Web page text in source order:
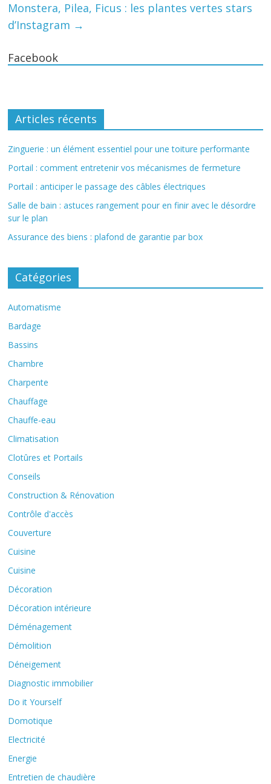
Monstera, Pilea, Ficus : les plantes vertes stars
d’Instagram →
Facebook
Articles récents
Zinguerie : un élément essentiel pour une toiture performante
Portail : comment entretenir vos mécanismes de fermeture
Portail : anticiper le passage des câbles électriques
Salle de bain : astuces rangement pour en finir avec le désordre
sur le plan
Assurance des biens : plafond de garantie par box
Catégories
Automatisme
Bardage
Bassins
Chambre
Charpente
Chauffage
Chauffe-eau
Climatisation
Clotûres et Portails
Conseils
Construction & Rénovation
Contrôle d'accès
Couverture
Cuisine
Cuisine
Décoration
Décoration intérieure
Déménagement
Démolition
Déneigement
Diagnostic immobilier
Do it Yourself
Domotique
Electricité
Energie
Entretien de chaudière